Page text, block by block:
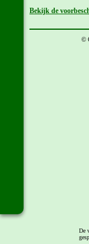
Bekijk de
©
De